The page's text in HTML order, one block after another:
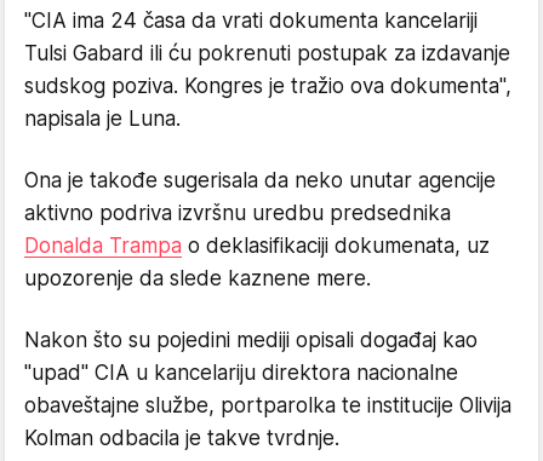
"CIA ima 24 časa da vrati dokumenta kancelariji
Tulsi Gabard ili ću pokrenuti postupak za izdavanje
sudskog poziva. Kongres je tražio ova dokumenta",
napisala je Luna.
Ona je takođe sugerisala da neko unutar agencije
aktivno podriva izvršnu uredbu predsednika
Donalda Trampa o deklasifikaciji dokumenata, uz
upozorenje da slede kaznene mere.
Nakon što su pojedini mediji opisali događaj kao
"upad" CIA u kancelariju direktora nacionalne
obaveštajne službe, portparolka te institucije Olivija
Kolman odbacila je takve tvrdnje.